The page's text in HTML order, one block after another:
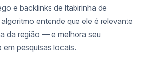
e backlinks de Itabirinha de
entende que ele é relevante
da região — e melhora seu
pesquisas locais.